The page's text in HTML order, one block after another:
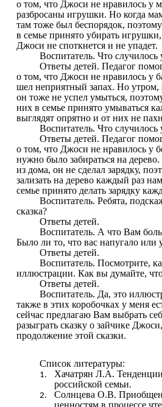
о том, что Джоси не нравилось у
разбросаны игрушки. Но когда
там тоже был беспорядок,
в семье принято убирать
Джоси не споткнется и не упадет.
Воспитатель. Что случилось
Ответы детей. Педагог
о том, что Джоси не нравилось у
шел неприятный запах. Но утром,
он тоже не успел умыться,
них в семье принято умываться
выглядят опрятно и от них не
Воспитатель. Что случилось
Ответы детей. Педагог
о том, что Джоси не нравилось у
нужно было забираться на
из дома, он не сделал зарядку,
зализать на дерево каждый раз
семье принято делать зарядку
Воспитатель. Ребята,
сказка?
Ответы детей.
Воспитатель. А что Вам
Было ли то, что вас напугало или
Ответы детей.
Воспитатель. Посмотрите,
иллюстрации. Как вы думайте,
Ответы детей.
Воспитатель. Да, это
также в этих коробочках у меня
сейчас предлагаю Вам выбрать
разыграть сказку о зайчике
продолжение этой сказки.
Список литературы:
Хачатрян Л.А.
российской семьи.
Солнцева О.В.
ценностям в процессе